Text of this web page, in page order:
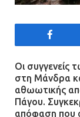
Οι συγγενείς
στη Μάνδρα
αθωωτικής
Πάγου.
απόφαση που